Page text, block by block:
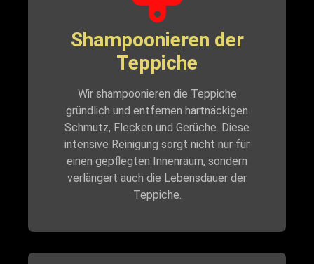
Shampoonieren der
Teppiche
Wir shampoonieren die Teppiche
gründlich und entfernen hartnäckigen
Schmutz, Flecken und Gerüche. Diese
intensive Reinigung sorgt nicht nur für
einen gepflegten Innenraum, sondern
verlängert auch die Lebensdauer der
Teppiche.